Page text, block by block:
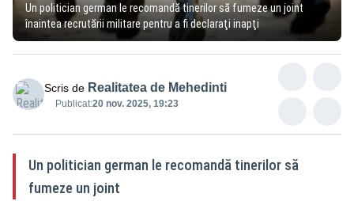
Un politician german le recomandă tinerilor să fumeze un joint
înaintea recrutării militare pentru a fi declaraţi inapţi
Scris de Realitatea de Mehedinti
Publicat:20 nov. 2025, 19:23
Un politician german le recomandă tinerilor să
fumeze un joint